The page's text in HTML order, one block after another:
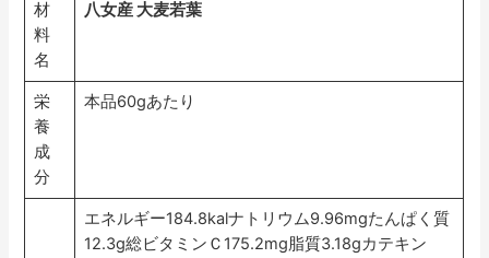
材
料
名
八女産 大麦若葉
栄
養
成
分
本品60gあたり
エネルギー184.8kalナトリウム9.96mgたんぱく質
12.3g総ビタミンＣ175.2mg脂質3.18gカテキン